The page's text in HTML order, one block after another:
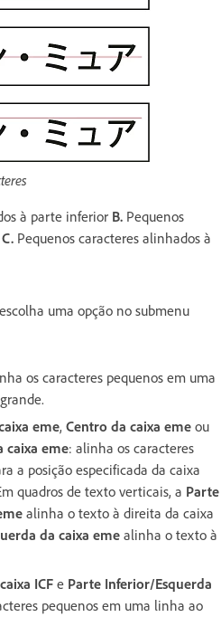
à parte inferior B. Pequenos
C. Pequenos caracteres alinhados à
uma opção no submenu
os caracteres pequenos em uma
eme, Centro da caixa eme ou
caixa eme: alinha os caracteres
a posição especificada da caixa
quadros de texto verticais, a Parte
alinha o texto à direita da caixa
da caixa eme alinha o texto à
ICF e Parte Inferior/Esquerda
pequenos em uma linha ao